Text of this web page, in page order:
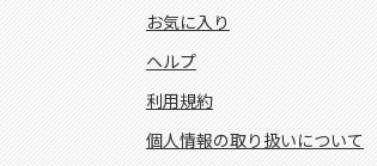
お気に入り
ヘルプ
利用規約
個人情報の取り扱いについて